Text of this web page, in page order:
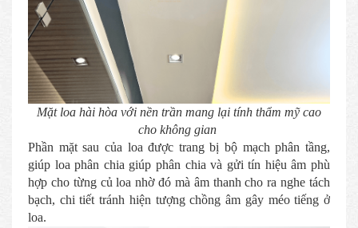
Mặt loa hài hòa với nền trần mang lại tính thẩm mỹ cao
cho không gian
Phần mặt sau của loa được trang bị bộ mạch phân tầng,
giúp loa phân chia giúp phân chia và gửi tín hiệu âm phù
hợp cho từng củ loa nhờ đó mà âm thanh cho ra nghe tách
bạch, chi tiết tránh hiện tượng chồng âm gây méo tiếng ở
loa.